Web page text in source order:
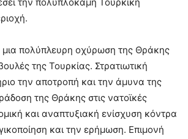
μια πολύπλευρη οχύρωση της Θράκης
της Τουρκίας. Στρατιωτική
την αποτροπή και την άμυνα της
της Θράκης στις νατοϊκές
και αναπτυξιακή ενίσχυση κόντρα
και την ερήμωση. Επιμονή